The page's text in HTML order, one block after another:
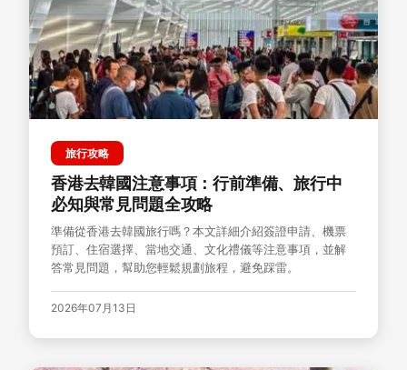
旅行攻略
香港去韓國注意事項：行前準備、旅行中
必知與常見問題全攻略
準備從香港去韓國旅行嗎？本文詳細介紹簽證申請、機票
預訂、住宿選擇、當地交通、文化禮儀等注意事項，並解
答常見問題，幫助您輕鬆規劃旅程，避免踩雷。
2026年07月13日